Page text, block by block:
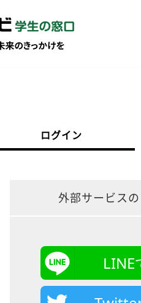
ログイン
外部サービス
LINE